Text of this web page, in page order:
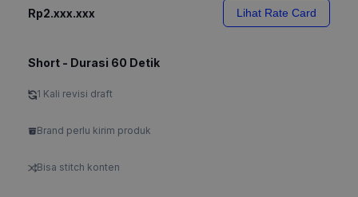
Rp2.xxx.xxx Lihat Rate Card
Short - Durasi 60 Detik
1 Kali revisi draft
Brand perlu kirim produk
Bisa stitch konten